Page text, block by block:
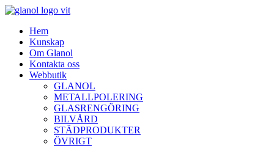
Hem
Kunskap
Om Glanol
Kontakta oss
Webbutik
GLANOL
METALLPOLERING
GLASRENGÖRING
BILVÅRD
STÄDPRODUKTER
ÖVRIGT